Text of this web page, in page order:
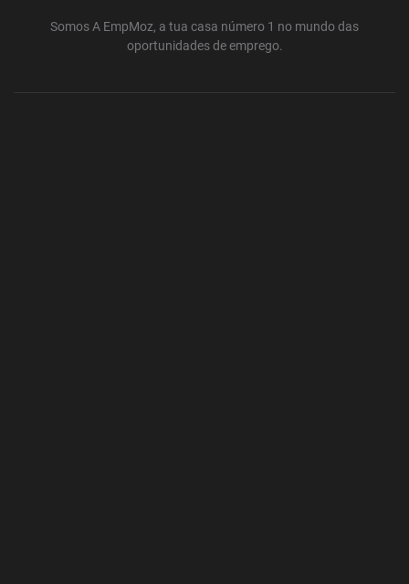
Somos A EmpMoz, a tua casa número 1 no mundo das
oportunidades de emprego.